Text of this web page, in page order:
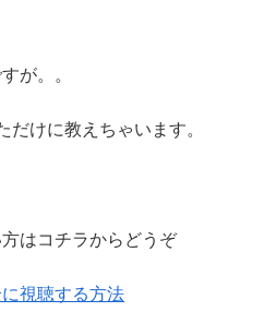
が。。
けに教えちゃいます。
はコチラからどうぞ
に視聴する方法